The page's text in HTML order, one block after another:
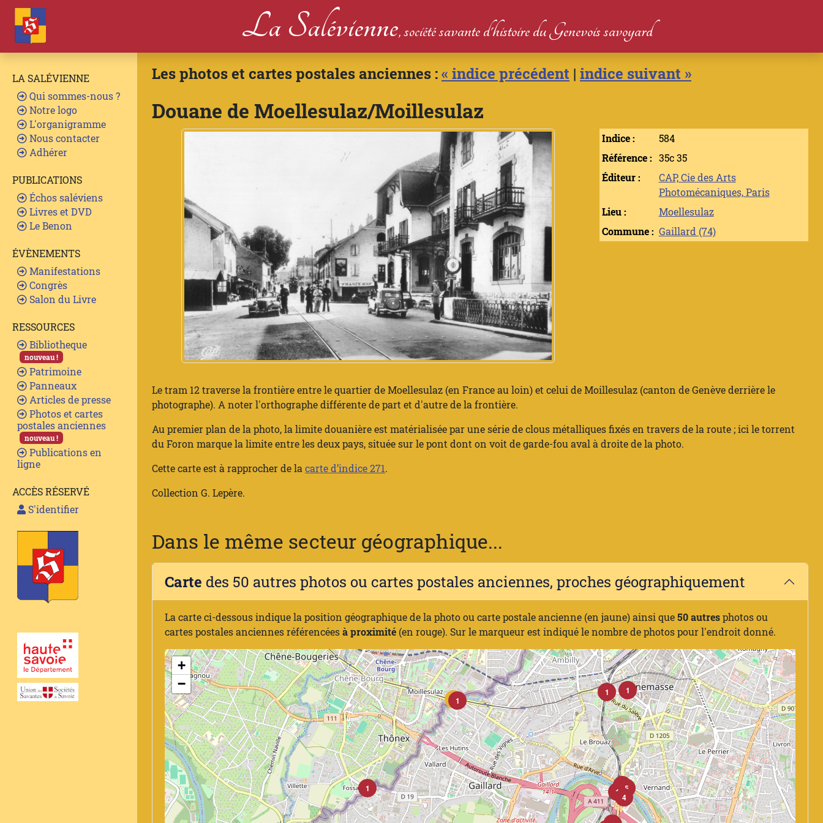
La Salévienne, société savante d'histoire du Genevois savoyard
LA SALÉVIENNE
Qui sommes-nous ?
Notre logo
L'organigramme
Nous contacter
Adhérer
PUBLICATIONS
Échos saléviens
Livres et DVD
Le Benon
ÉVÈNEMENTS
Manifestations
Congrès
Salon du Livre
RESSOURCES
Bibliotheque
nouveau !
Patrimoine
Panneaux
Articles de presse
Photos et cartes
postales anciennes
nouveau !
Publications en
ligne
ACCÈS RÉSERVÉ
S'identifier
Les photos et cartes postales anciennes :« indice précédent | indice suivant »
Douane de Moellesulaz/Moillesulaz
Indice :
584
Référence : 35c 35
Éditeur :
CAP, Cie des Arts
Photomécaniques, Paris
Lieu :
Moellesulaz
Commune : Gaillard (74)
Le tram 12 traverse la frontière entre le quartier de Moellesulaz (en France au loin) et celui de Moillesulaz (canton de Genève derrière le
photographe). A noter l'orthographe différente de part et d'autre de la frontière.
Au premier plan de la photo, la limite douanière est matérialisée par une série de clous métalliques fixés en travers de la route ; ici le torrent
du Foron marque la limite entre les deux pays, située sur le pont dont on voit de garde-fou aval à droite de la photo.
Cette carte est à rapprocher de la carte d’indice 271.
Collection G. Lepère.
Dans le même secteur géographique...
Carte des 50 autres photos ou cartes postales anciennes, proches géographiquement
La carte ci-dessous indique la position géographique de la photo ou carte postale ancienne (en jaune) ainsi que50 autresphotos ou
cartes postales anciennes référencéesà proximité (en rouge). Sur le marqueur est indiqué le nombre de photos pour l'endroit donné.
1
1
1 1
1 4
5
X
+
−